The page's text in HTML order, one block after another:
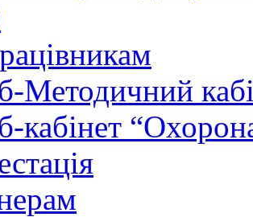
Методичний
кабінет